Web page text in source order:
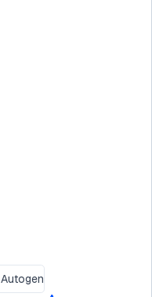
Autogen